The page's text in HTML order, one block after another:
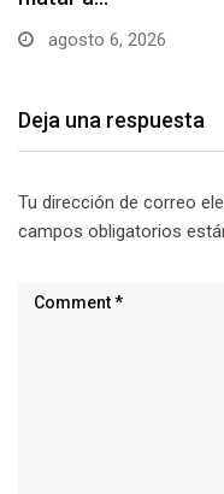
agosto 6, 2026
Deja una respuesta
Tu dirección de correo
campos obligatorios